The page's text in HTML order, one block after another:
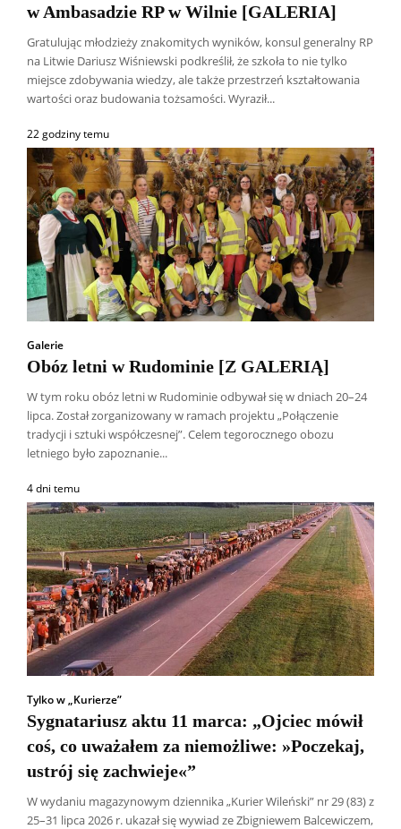
w Ambasadzie RP w Wilnie [GALERIA]
Gratulując młodzieży znakomitych wyników, konsul generalny RP
na Litwie Dariusz Wiśniewski podkreślił, że szkoła to nie tylko
miejsce zdobywania wiedzy, ale także przestrzeń kształtowania
wartości oraz budowania tożsamości. Wyraził...
22 godziny temu
Galerie
Obóz letni w Rudominie [Z GALERIĄ]
W tym roku obóz letni w Rudominie odbywał się w dniach 20–24
lipca. Został zorganizowany w ramach projektu „Połączenie
tradycji i sztuki współczesnej”. Celem tegorocznego obozu
letniego było zapoznanie...
4 dni temu
Tylko w „Kurierze”
Sygnatariusz aktu 11 marca: „Ojciec mówił
coś, co uważałem za niemożliwe: »Poczekaj,
ustrój się zachwieje«”
W wydaniu magazynowym dziennika „Kurier Wileński” nr 29 (83) z
25–31 lipca 2026 r. ukazał się wywiad ze Zbigniewem Balcewiczem,